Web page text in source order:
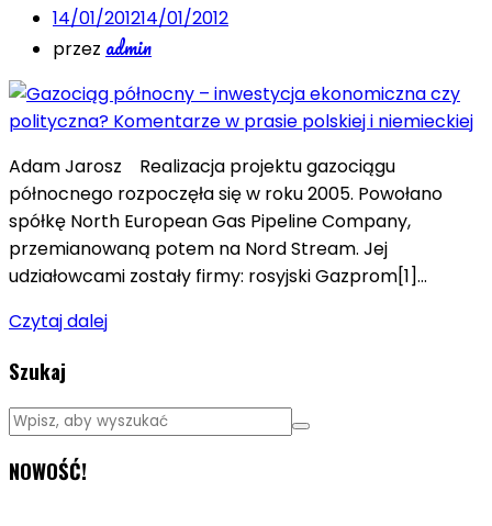
14/01/201214/01/2012
przez admin
Adam Jarosz Realizacja projektu gazociągu
północnego rozpoczęła się w roku 2005. Powołano
spółkę North European Gas Pipeline Company,
przemianowaną potem na Nord Stream. Jej
udziałowcami zostały firmy: rosyjski Gazprom[1]…
Czytaj dalej
Szukaj
NOWOŚĆ!